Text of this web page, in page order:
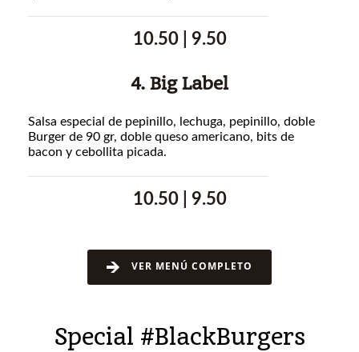
10.50 | 9.50
4. Big Label
Salsa especial de pepinillo, lechuga, pepinillo, doble
Burger de 90 gr, doble queso americano, bits de
bacon y cebollita picada.
10.50 | 9.50
VER MENÚ COMPLETO
Special #BlackBurgers